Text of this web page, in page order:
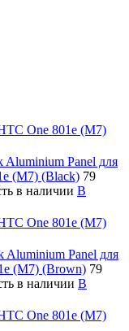
One 801e (M7)
Aluminium Panel для
(M7) (Black) 79
в наличии В
One 801e (M7)
Aluminium Panel для
(M7) (Brown) 79
в наличии В
One 801e (M7)